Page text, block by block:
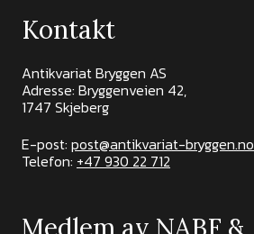
Kontakt
Antikvariat Bryggen AS
Adresse: Bryggenveien 42,
1747 Skjeberg
E-post: post@antikvariat-bryggen.no
Telefon: +47 930 22 712
Medlem av NABF &